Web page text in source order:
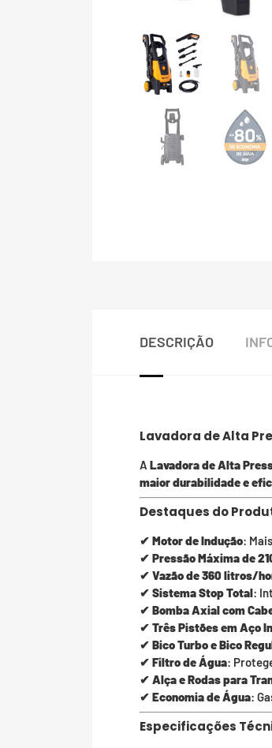
DESCRIÇÃO
Lavadora de Alta
A Lavadora de Alta
maior durabilidade e
Destaques do
✔ Motor de Indução:
✔ Pressão Máxima de
✔ Vazão de 360 litros/
✔ Sistema Stop Total:
✔ Bomba Axial com
✔ Três Pistões em Aço
✔ Bico Turbo e Bico
✔ Filtro de Água:
✔ Alça e Rodas para
✔ Economia de Água:
Especificações